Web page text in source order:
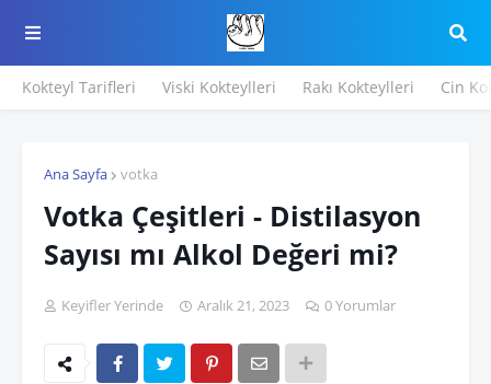
Kokteyl Tarifleri Viski Kokteylleri Rakı Kokteylleri Cin
Ana Sayfa votka
Votka Çeşitleri - Distilasyon
Sayısı mı Alkol Değeri mi?
Keyifler Yerinde Aralık 21, 2023 0 Yorumlar